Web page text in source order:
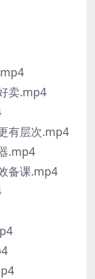
卖.mp4
有层次.mp4
.mp4
备课.mp4